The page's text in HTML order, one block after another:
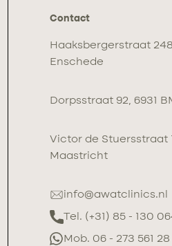
Contact
Haaksbergerstraat
Enschede
Dorpsstraat 92, 6931
Victor de Stuersstraat
Maastricht
info@awatclinics.nl
Tel. (+31) 85 - 130
Mob. 06 - 273 561 28